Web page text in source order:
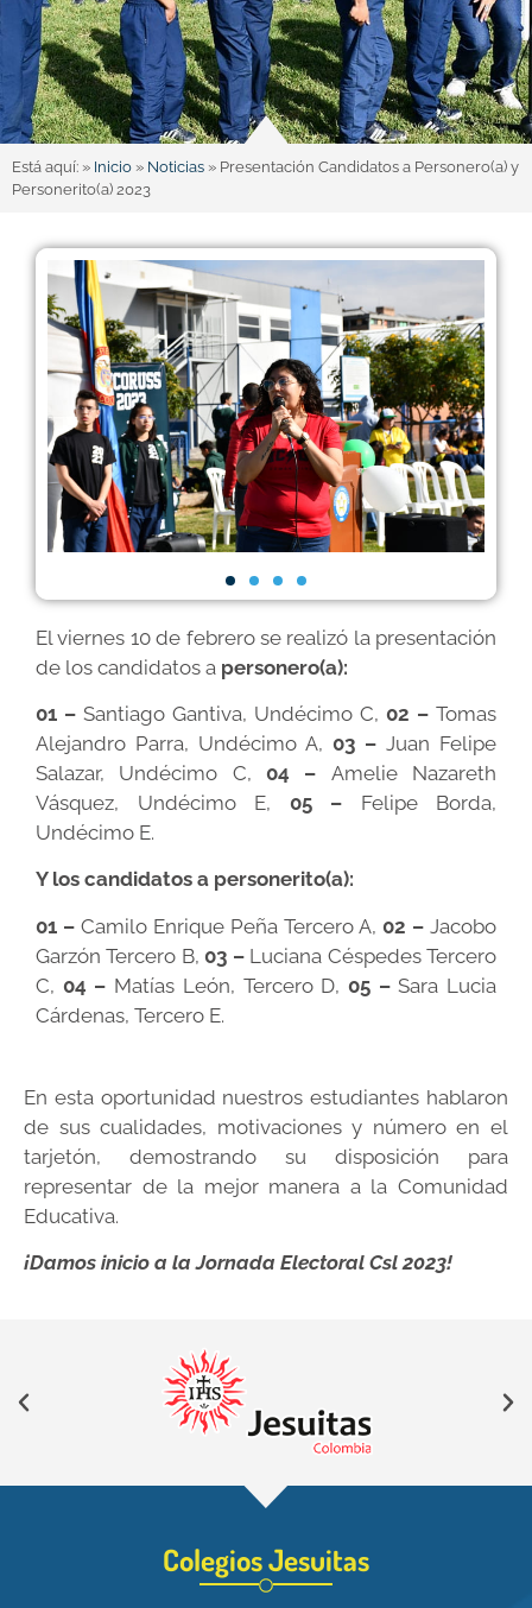
Está aquí: » Inicio » Noticias » Presentación Candidatos a Personero(a) y
Personerito(a) 2023
El viernes 10 de febrero se realizó la presentación
de los candidatos a personero(a):
01 – Santiago Gantiva, Undécimo C, 02 – Tomas
Alejandro Parra, Undécimo A, 03 – Juan Felipe
Salazar, Undécimo C, 04 – Amelie Nazareth
Vásquez, Undécimo E, 05 – Felipe Borda,
Undécimo E.
Y los candidatos a personerito(a):
01 – Camilo Enrique Peña Tercero A, 02 – Jacobo
Garzón Tercero B, 03 –Luciana Céspedes Tercero
C, 04 – Matías León, Tercero D, 05 –Sara Lucia
Cárdenas, Tercero E.
En esta oportunidad nuestros estudiantes hablaron
de sus cualidades, motivaciones y número en el
tarjetón, demostrando su disposición para
representar de la mejor manera a la Comunidad
Educativa.
¡Damos inicio a la Jornada Electoral Csl 2023!
Colegios Jesuitas